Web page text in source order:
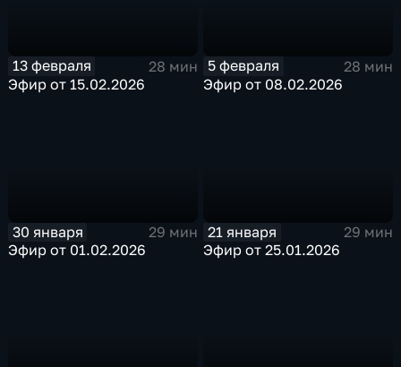
13 февраля
28 мин
Эфир от 15.02.2026
5 февраля
28 мин
Эфир от 08.02.2026
30 января
29 мин
Эфир от 01.02.2026
21 января
29 мин
Эфир от 25.01.2026